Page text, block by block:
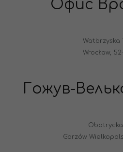
Офис
Watbrzyska
Wrocław,
Гожув-
Gorzów